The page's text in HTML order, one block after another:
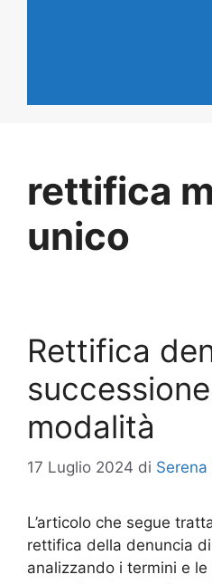
rettifica
unico
Rettifica
modalità
17 Luglio 2024 di Serena
L’articolo che segue
rettifica della denuncia
analizzando i termini e